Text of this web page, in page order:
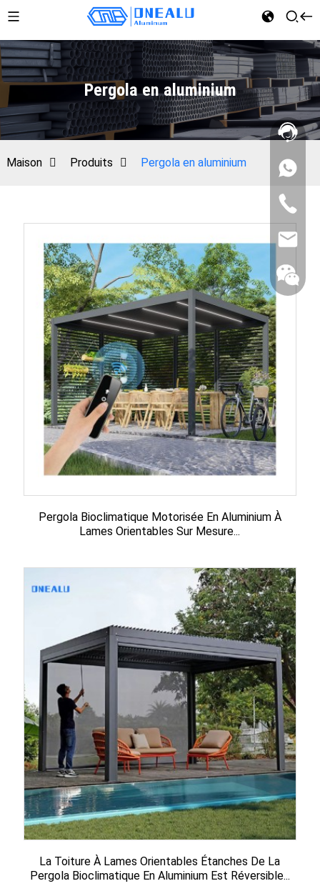
Pergola en aluminium
Maison Produits Pergola en aluminium
Pergola Bioclimatique Motorisée En Aluminium À
Lames Orientables Sur Mesure...
La Toiture À Lames Orientables Étanches De La
Pergola Bioclimatique En Aluminium Est Réversible...